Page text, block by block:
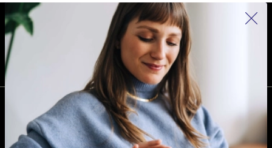
REFURBED NEDERLAND - RETHINK NEW.
VOLG ONS
BEDRIJF
Waarom kiezen voor refurbed?